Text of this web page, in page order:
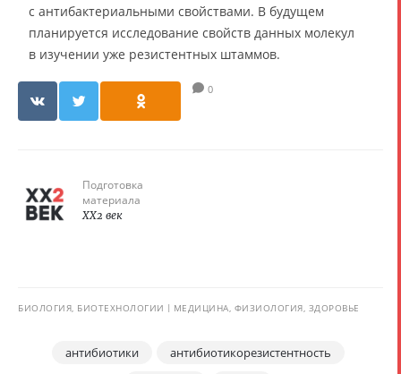
с антибактериальными свойствами. В будущем
планируется исследование свойств данных молекул
в изучении уже резистентных штаммов.
0
Подготовка
материала
XX2 век
БИОЛОГИЯ, БИОТЕХНОЛОГИИ МЕДИЦИНА, ФИЗИОЛОГИЯ, ЗДОРОВЬЕ
антибиотики
антибиотикорезистентность